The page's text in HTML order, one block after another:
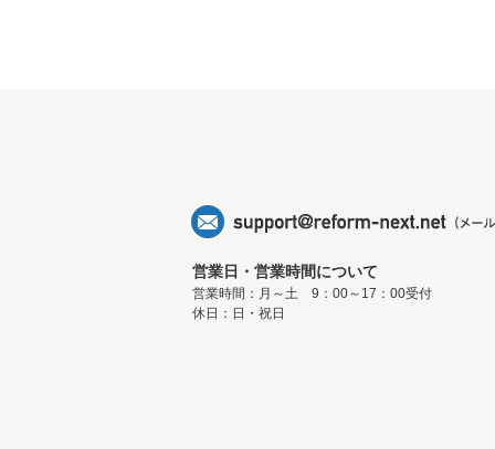
営業日・営業時間について
営業時間：月～土 9：00～17：00受付
休日：日・祝日